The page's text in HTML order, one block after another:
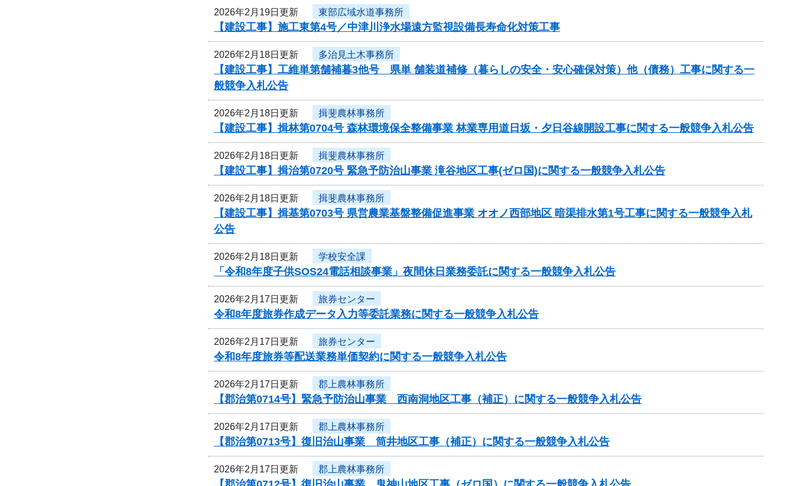
2026年2月19日更新 東部広域水道事務所
【建設工事】施工東第4号／中津川浄水場遠方監視設備長寿命化対策工事
2026年2月18日更新 多治見土木事務所
【建設工事】工維単第舗補暮3他号 県単 舗装道補修（暮らしの安全・安心確保対策）他（債務）工事に関する一
般競争入札公告
2026年2月18日更新 揖斐農林事務所
【建設工事】揖林第0704号 森林環境保全整備事業 林業専用道日坂・夕日谷線開設工事に関する一般競争入札公告
2026年2月18日更新 揖斐農林事務所
【建設工事】揖治第0720号 緊急予防治山事業 滝谷地区工事(ゼロ国)に関する一般競争入札公告
2026年2月18日更新 揖斐農林事務所
【建設工事】揖基第0703号 県営農業基盤整備促進事業 オオノ西部地区 暗渠排水第1号工事に関する一般競争入札
公告
2026年2月18日更新 学校安全課
「令和8年度子供SOS24電話相談事業」夜間休日業務委託に関する一般競争入札公告
2026年2月17日更新 旅券センター
令和8年度旅券作成データ入力等委託業務に関する一般競争入札公告
2026年2月17日更新 旅券センター
令和8年度旅券等配送業務単価契約に関する一般競争入札公告
2026年2月17日更新 郡上農林事務所
【郡治第0714号】緊急予防治山事業 西南洞地区工事（補正）に関する一般競争入札公告
2026年2月17日更新 郡上農林事務所
【郡治第0713号】復旧治山事業 筒井地区工事（補正）に関する一般競争入札公告
2026年2月17日更新 郡上農林事務所